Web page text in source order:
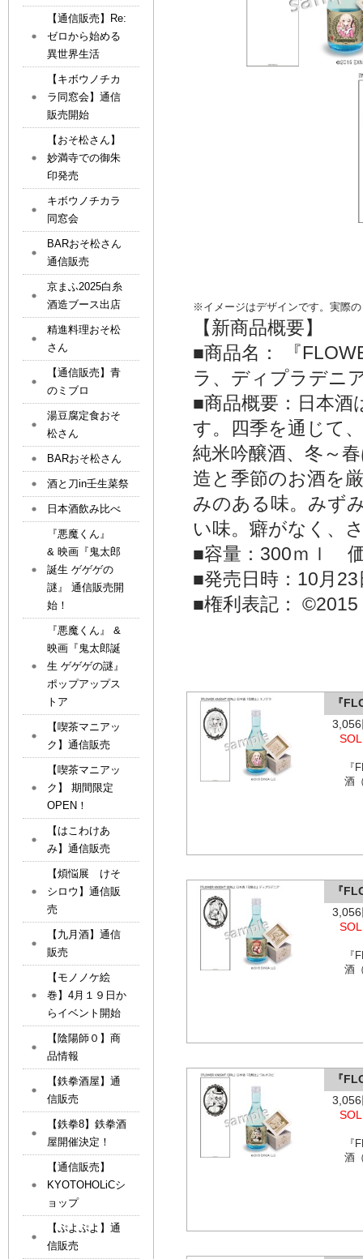
※イメージはデザインです。実際
【新商品概要】
■商品名： 『
ラ、ディプラデニ
■商品概要：日本
す。四季を通じて
純米吟醸酒、冬～
造と季節のお酒を
みのある味。みず
い味。癖がなく、
■容量：300ｍｌ
■発売日時：10月23
■権利表記： ©2015
『
『
酒
『
『
酒
『
『
酒
【通信販売】Re:
ゼロから始める
異世界生活
【キボウノチカ
ラ同窓会】通信
販売開始
【おそ松さん】
妙満寺での御朱
印発売
キボウノチカラ
同窓会
BARおそ松さん
通信販売
京まふ2025白糸
酒造ブース出店
精進料理おそ松
さん
【通信販売】青
のミブロ
湯豆腐定食おそ
松さん
BARおそ松さん
酒と刀in壬生菜祭
日本酒飲み比べ
『悪魔くん』
& 映画『鬼太郎
誕生 ゲゲゲの
謎』 通信販売開
始！
『悪魔くん』 &
映画『鬼太郎誕
生 ゲゲゲの謎』
ポップアップス
トア
【喫茶マニアッ
ク】通信販売
【喫茶マニアッ
ク】 期間限定
OPEN！
【はこわけあ
み】通信販売
【煩悩展 けそ
シロウ】通信販
売
【九月酒】通信
販売
【モノノケ絵
巻】4月１９日か
らイベント開始
【陰陽師０】商
品情報
【鉄拳酒屋】通
信販売
【鉄拳8】鉄拳酒
屋開催決定！
【通信販売】
KYOTOHOLiCシ
ョップ
【ぷよぷよ】通
信販売